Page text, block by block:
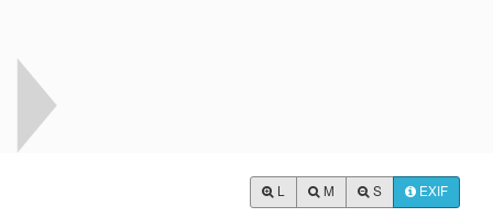
M S EXIF